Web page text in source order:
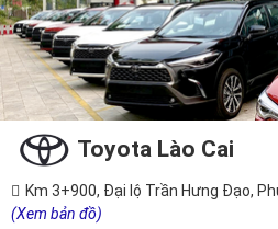
Toyota Lào Cai
Km 3+900, Đại lộ Trần Hưng Đạo,
(Xem bản đồ)